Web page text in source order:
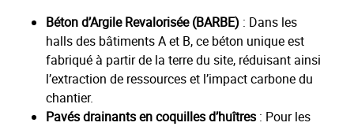
Béton d’Argile Revalorisée (BARBE) : Dans les
halls des bâtiments A et B, ce béton unique est
fabriqué à partir de la terre du site, réduisant ainsi
l’extraction de ressources et l’impact carbone du
chantier.
Pavés drainants en coquilles d’huîtres : Pour les